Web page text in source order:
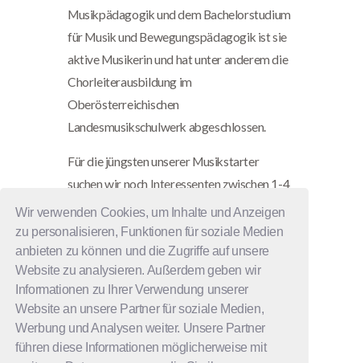
Wir verwenden Cookies, um Inhalte und Anzeigen
zu personalisieren, Funktionen für soziale Medien
anbieten zu können und die Zugriffe auf unsere
Website zu analysieren. Außerdem geben wir
Informationen zu Ihrer Verwendung unserer
Website an unsere Partner für soziale Medien,
Werbung und Analysen weiter. Unsere Partner
führen diese Informationen möglicherweise mit
Musikpädagogik und dem Bachelorstudium
für Musik und Bewegungspädagogik ist sie
aktive Musikerin und hat unter anderem die
Chorleiterausbildung im
Oberösterreichischen
Landesmusikschulwerk abgeschlossen.
Für die jüngsten unserer Musikstarter
suchen wir noch Interessenten zwischen 1-4
Jahren die vormittags mit einem Elternteil
Zeit haben um eine kleine Gruppe zu bilden.
E-Mail schreiben: info@hausdermusik-
faderl.at